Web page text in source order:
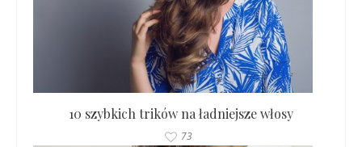
10 szybkich trików na ładniejsze włosy
73